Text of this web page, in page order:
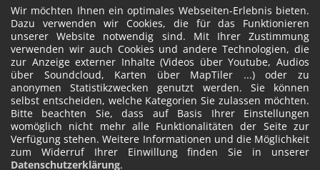
Wir möchten Ihnen ein optimales Webseiten-Erlebnis bieten.
Dazu verwenden wir Cookies, die für das Funktionieren
unserer Website notwendig sind. Mit Ihrer Zustimmung
verwenden wir auch Cookies und andere Technologien, die
zur Anzeige externer Inhalte (Videos über Youtube, Audios
über Soundcloud, Karten über MapTiler ...) oder zu
anonymen Statistikzwecken genutzt werden. Sie können
selbst entscheiden, welche Kategorien Sie zulassen möchten.
Bitte beachten Sie, dass auf Basis Ihrer Einstellungen
womöglich nicht mehr alle Funktionalitäten der Seite zur
Verfügung stehen. Weitere Informationen und die Möglichkeit
zum Widerruf Ihrer Einwillung finden Sie in unserer
Datenschutzerklärung.